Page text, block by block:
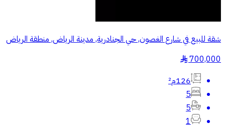
شقة للبيع في شارع الغصون, حي الجنادرية, مدينة الرياض, منطقة الرياض
700,000
§
126م²
5
5
1